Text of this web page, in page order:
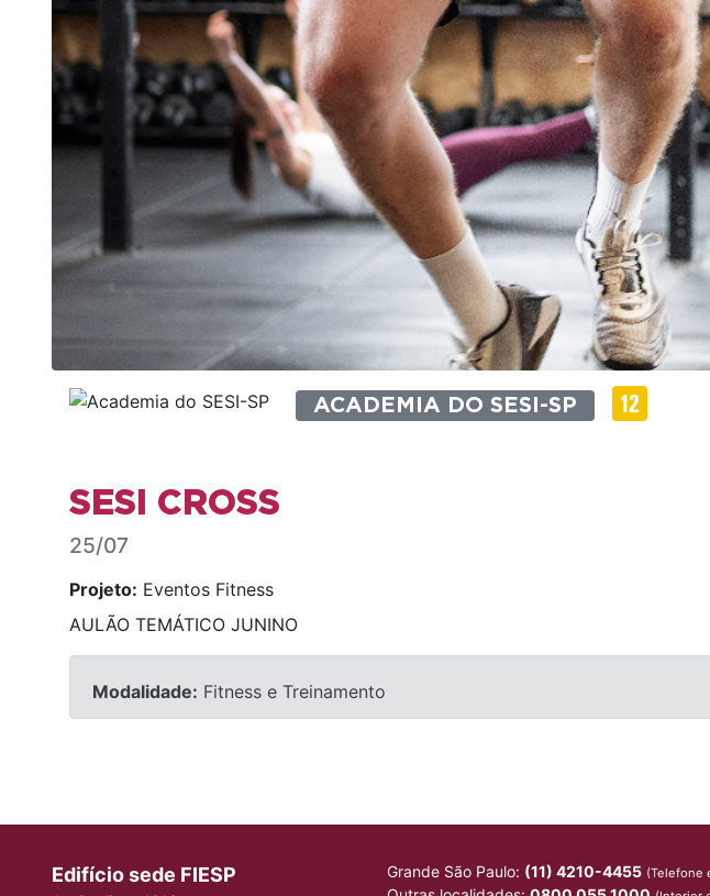
ACADEMIA DO SESI-SP
SESI CROSS
25/07
Projeto: Eventos Fitness
AULÃO TEMÁTICO JUNINO
Modalidade: Fitness e Treinamento
Edifício sede FIESP Grande São Paulo: (11) 4210-4455 (Telefone